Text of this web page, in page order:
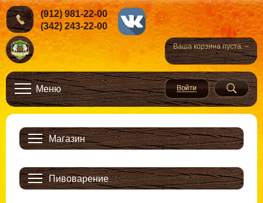
Ваша корзина пуста. –
(912) 981-22-00
(342) 243-22-00
Меню
Магазин
Пивоварение